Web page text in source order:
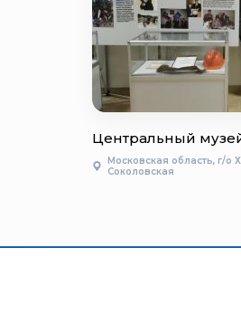
Центральный
Московская область, г/о
Соколовская